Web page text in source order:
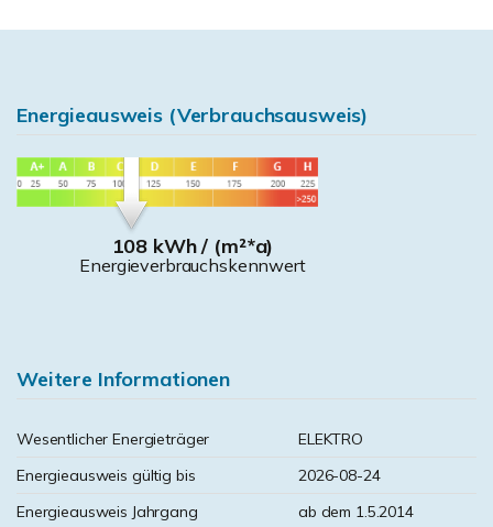
Energieausweis (Verbrauchsausweis)
108 kWh / (m²*a)
Energieverbrauchskennwert
Weitere Informationen
Wesentlicher Energieträger
ELEKTRO
Energieausweis gültig bis
2026-08-24
Energieausweis Jahrgang
ab dem 1.5.2014